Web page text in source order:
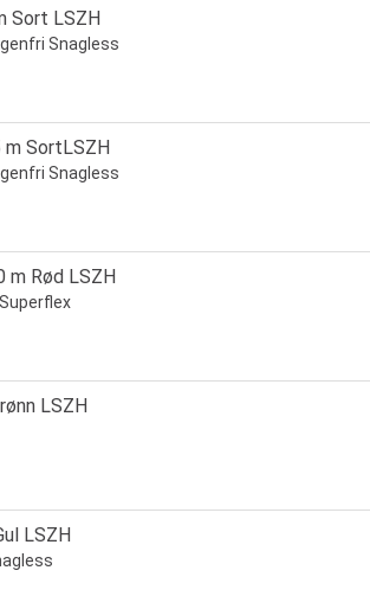
Sort LSZH
Snagless
SortLSZH
Snagless
m Rød LSZH
LSZH
LSZH